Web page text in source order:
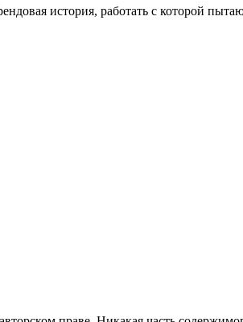
история, работать с которой